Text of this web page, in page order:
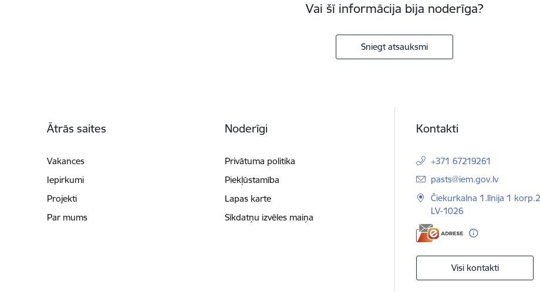
Vai šī informācija bija noderīga?
Sniegt atsauksmi
Ātrās saites
Vakances
Iepirkumi
Projekti
Par mums
Noderīgi
Privātuma politika
Piekļūstamība
Lapas karte
Sīkdatņu izvēles maiņa
Kontakti
+371 67219261
E-pasts:
pasts@iem.gov.lv
Čiekurkalna 1.līnija 1
LV-1026
Visi kontakti